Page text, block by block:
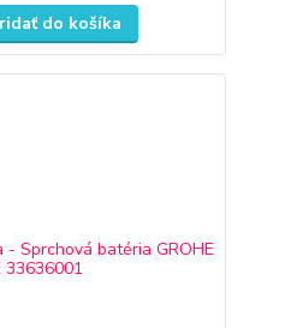
do košíka